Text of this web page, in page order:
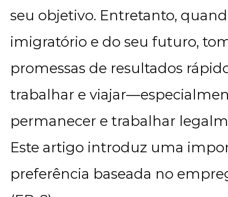
seu objetivo. Entretanto,
imigratório e do seu futuro,
promessas de resultados
trabalhar e
permanecer e trabalhar
Este artigo introduz uma
preferência baseada no